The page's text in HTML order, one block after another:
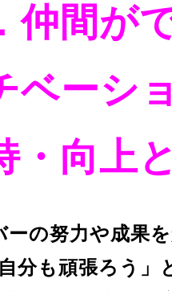
仲間が
ベーシ
・向上
ーの努力や成果
分も頑張ろう」